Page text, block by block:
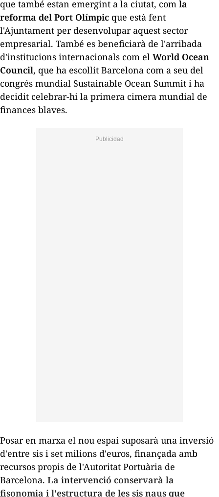
que també estan emergint a la ciutat, com la
reforma del Port Olímpic que està fent
l'Ajuntament per desenvolupar aquest sector
empresarial. També es beneficiarà de l'arribada
d'institucions internacionals com el World Ocean
Council, que ha escollit Barcelona com a seu del
congrés mundial Sustainable Ocean Summit i ha
decidit celebrar-hi la primera cimera mundial de
finances blaves.
Posar en marxa el nou espai suposarà una inversió
d'entre sis i set milions d'euros, finançada amb
recursos propis de l'Autoritat Portuària de
Barcelona. La intervenció conservarà la
fisonomia i l'estructura de les sis naus que